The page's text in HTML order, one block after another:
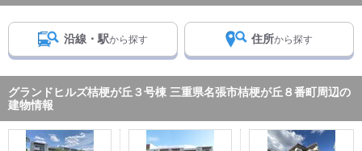
沿線・駅から探す 住所から探す
グランドヒルズ桔梗が丘３号棟 三重県名張市桔梗が丘８番町周辺の
建物情報